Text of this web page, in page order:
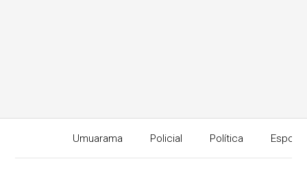
Umuarama Policial Política